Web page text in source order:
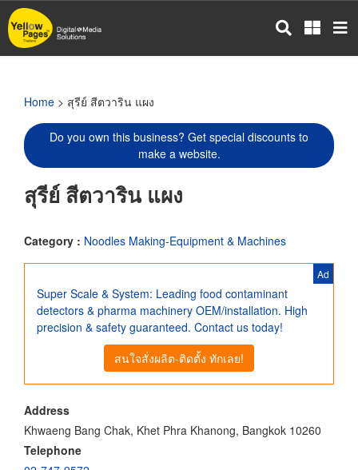
Skip
to
main
Home > สุรีย์ สีตวาริน แผง
Do you own this business? Get special discounts to
make a website.
สุรีย์ สีตวาริน แผง
Category : Noodles Making-Equipment & Machines
Ad
Super Scale & System: Leading food contaminant
detectors & pharma machinery OEM/installation. High
precision & safety guaranteed. Contact us today!
สนใจสั่งผลิต-ติดตั้ง ทักเลย!
Address
Khwaeng Bang Chak, Khet Phra Khanong, Bangkok 10260
Telephone